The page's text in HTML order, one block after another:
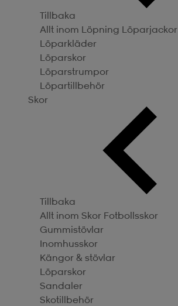
Tillbaka
Allt inom Löpning Löparjackor
Löparkläder
Löparskor
Löparstrumpor
Löpartillbehör
Skor
Tillbaka
Allt inom Skor Fotbollsskor
Gummistövlar
Inomhusskor
Kängor & stövlar
Löparskor
Sandaler
Skotillbehör